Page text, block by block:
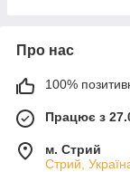
Про нас
100%
Працює з
м. Стрий
Стрий,